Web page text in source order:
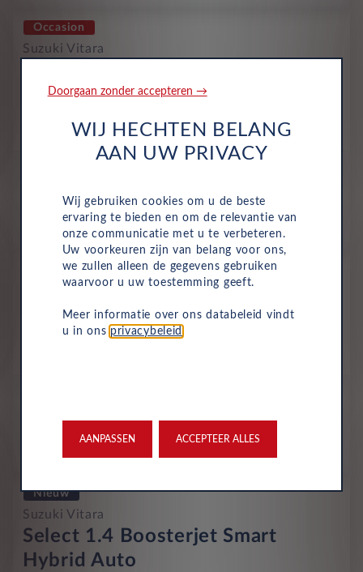
Occasion
Suzuki Vitara
Smart Hybrid Sp Ed
Blauw
574
o.b.v 60 mnd en 5,000 km/j
Nieuw
Suzuki Vitara
Special Edition 1.4 Boosterjt
Smart Hybrid Sp Ed Pano rf
582
Nieuw
Suzuki Vitara
Select 1.4 Boosterjet Smart
Hybrid Auto
Doorgaan zonder accepteren →
WIJ HECHTEN BELANG
AAN UW PRIVACY
Wij gebruiken cookies om u de beste
ervaring te bieden en om de relevantie van
onze communicatie met u te verbeteren.
Uw voorkeuren zijn van belang voor ons,
we zullen alleen de gegevens gebruiken
waarvoor u uw toestemming geeft.
Meer informatie over ons databeleid vindt
u in ons privacybeleid
AANPASSEN ACCEPTEER ALLES